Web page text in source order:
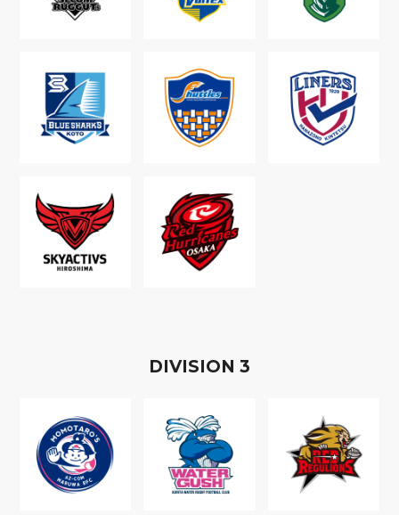
DIVISION 3